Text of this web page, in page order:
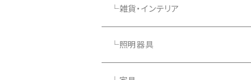
└雑貨・インテリア
└照明器具